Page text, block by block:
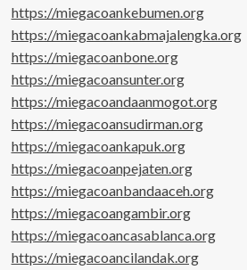
https://miegacoankebumen.org
https://miegacoankabmajalengka.org
https://miegacoanbone.org
https://miegacoansunter.org
https://miegacoandaanmogot.org
https://miegacoansudirman.org
https://miegacoankapuk.org
https://miegacoanpejaten.org
https://miegacoanbandaaceh.org
https://miegacoangambir.org
https://miegacoancasablanca.org
https://miegacoancilandak.org